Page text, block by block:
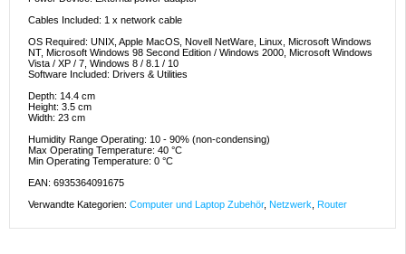
Cables Included: 1 x network cable
OS Required: UNIX, Apple MacOS, Novell NetWare, Linux, Microsoft Windows
NT, Microsoft Windows 98 Second Edition / Windows 2000, Microsoft Windows
Vista / XP / 7, Windows 8 / 8.1 / 10
Software Included: Drivers & Utilities
Depth: 14.4 cm
Height: 3.5 cm
Width: 23 cm
Humidity Range Operating: 10 - 90% (non-condensing)
Max Operating Temperature: 40 °C
Min Operating Temperature: 0 °C
EAN: 6935364091675
Verwandte Kategorien: Computer und Laptop Zubehör, Netzwerk Router